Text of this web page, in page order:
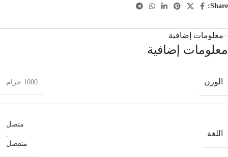
Share:
معلومات إضافية
معلومات إضافية
الوزن 1000 جرام
اللغة
متصل
,
منفصل